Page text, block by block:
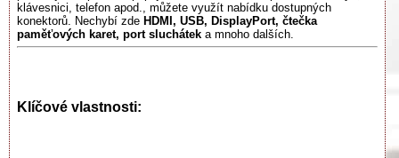
klávesnici, telefon apod., můžete využít nabídku dostupných
konektorů. Nechybí zde HDMI, USB, DisplayPort, čtečka
paměťových karet, port sluchátek a mnoho dalších.
Klíčové vlastnosti: